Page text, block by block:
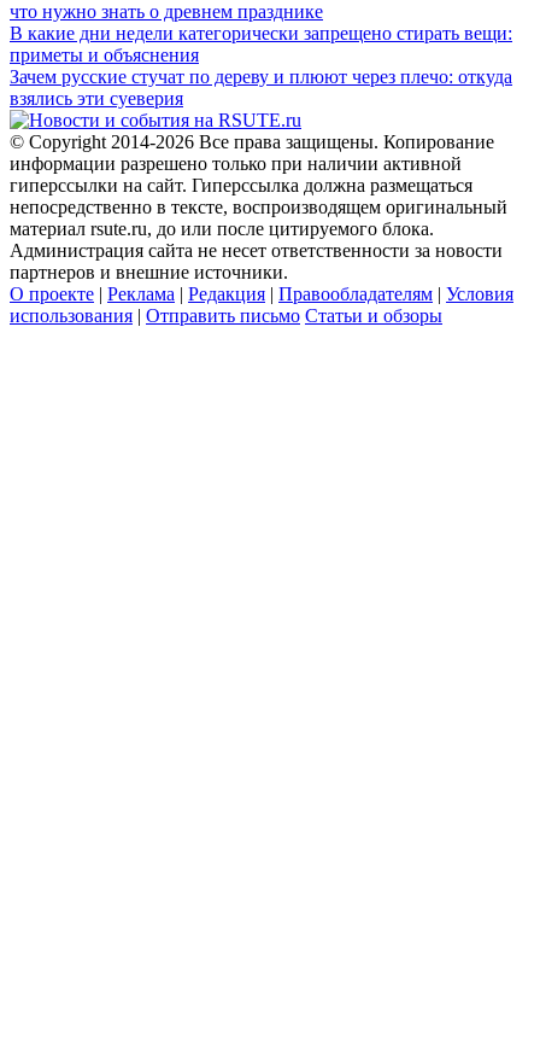
что нужно знать о древнем празднике
В какие дни недели категорически запрещено стирать вещи:
приметы и объяснения
Зачем русские стучат по дереву и плюют через плечо: откуда
взялись эти суеверия
© Copyright 2014-2026 Все права защищены. Копирование
информации разрешено только при наличии активной
гиперссылки на сайт. Гиперссылка должна размещаться
непосредственно в тексте, воспроизводящем оригинальный
материал rsute.ru, до или после цитируемого блока.
Администрация сайта не несет ответственности за новости
партнеров и внешние источники.
О проекте | Реклама | Редакция | Правообладателям | Условия
использования | Отправить письмо Статьи и обзоры